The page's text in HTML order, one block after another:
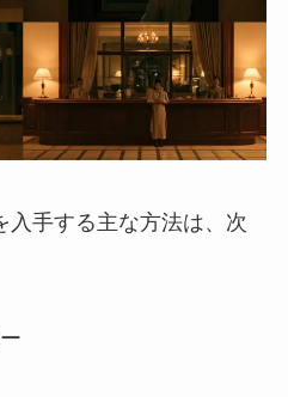
入手する主な方法は、次